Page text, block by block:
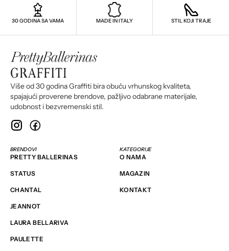
30 GODINA SA VAMA MADE IN ITALY STIL KOJI TRAJE
Više od 30 godina Graffiti bira obuću vrhunskog kvaliteta,
spajajući proverene brendove, pažljivo odabrane materijale,
udobnost i bezvremenski stil.
BRENDOVI
PRETTY BALLERINAS
STATUS
CHANTAL
JEANNOT
LAURA BELLARIVA
PAULETTE
KATEGORIJE
O NAMA
MAGAZIN
KONTAKT